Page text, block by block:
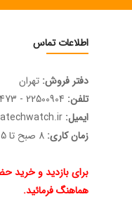
اطلاعات تماس
دفتر فروش: تهران
تلفن: 22500904 - 28425473
ایمیل: info@iratechwatch.ir
زمان کاری:8 صبح تا 5 عصر
برای بازدید و خرید
هماهنگ فرمائید.